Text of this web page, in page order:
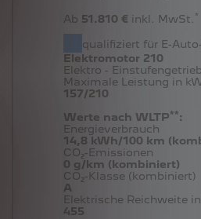
Ab 51.810 € inkl. MwSt.*
qualifiziert für E-
Elektromotor 210
Elektro -
Maximale Leistung in
157/210
Werte nach WLTP**:
Energieverbrauch
14,8 kWh/100 km
CO₂-Emissionen
0 g/km (kombiniert)
CO₂-Klasse (kombiniert)
A
Elektrische Reichweite
455